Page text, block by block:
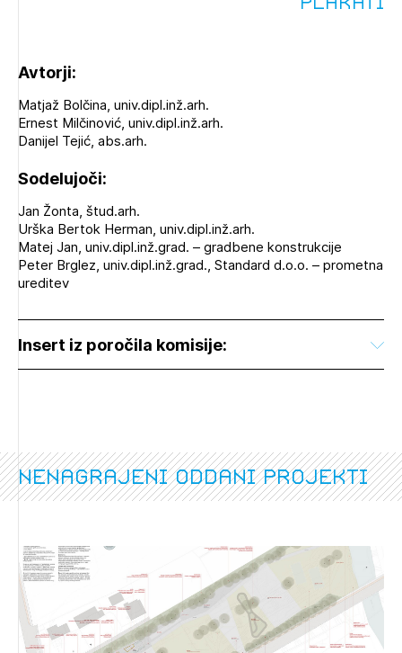
Avtorji:
Matjaž Bolčina, univ.dipl.inž.arh.
Ernest Milčinović, univ.dipl.inž.arh.
Danijel Tejić, abs.arh.
Sodelujoči:
Jan Žonta, štud.arh.
Urška Bertok Herman, univ.dipl.inž.arh.
Matej Jan, univ.dipl.inž.grad. – gradbene konstrukcije
Peter Brglez, univ.dipl.inž.grad., Standard d.o.o. – prometna
ureditev
Insert iz poročila komisije:
nenagrajeni oddani projekti